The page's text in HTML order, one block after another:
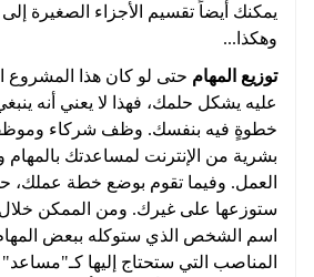
يمكنك أيضاً تقسيم الأجزاء الصغيرة
وهكذا...
توزيع المهام حتى لو كان هذا المشروع
عليه يشكل حلمك، فهذا لا يعني أنه
خطوةٍ فيه بنفسك. وظف شركاء
بشرية من الإنترنت لمساعدتك بالمهام
العمل. وفيما تقوم بوضع خطة عملك،
ستوزعها على غيرك. ومن الممكن خلال
اسم الشخص الذي ستوكله ببعض
المناصب التي ستحتاج إليها